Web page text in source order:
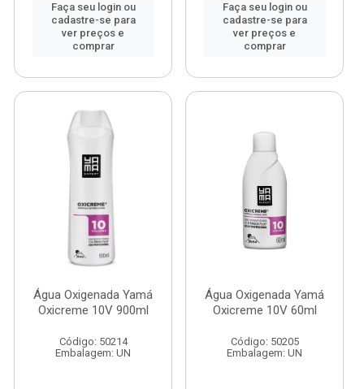
Faça seu login ou
cadastre-se para
ver preços e
comprar
Faça seu login ou
cadastre-se para
ver preços e
comprar
Água Oxigenada Yamá
Oxicreme 10V 900ml
Código: 50214
Embalagem: UN
Água Oxigenada Yamá
Oxicreme 10V 60ml
Código: 50205
Embalagem: UN